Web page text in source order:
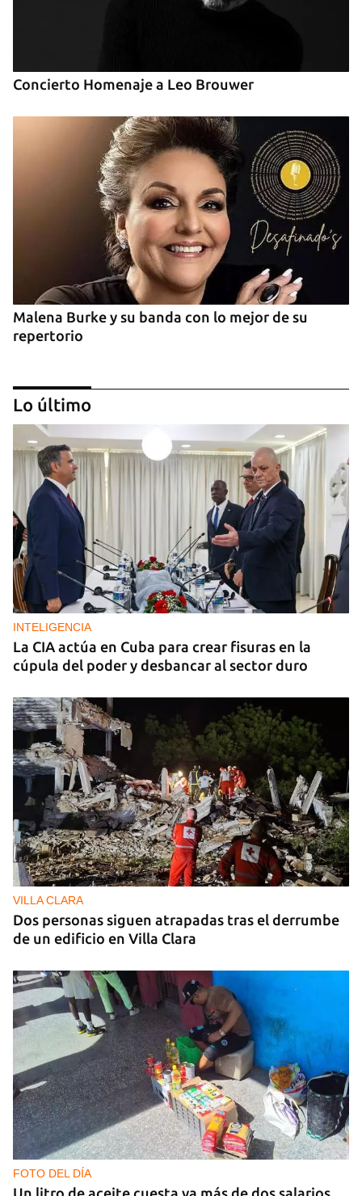
Concierto Homenaje a Leo Brouwer
Malena Burke y su banda con lo mejor de su
repertorio
Arturo Sandoval en concierto junto a Chucho
Valdés
Lo último
INTELIGENCIA
La CIA actúa en Cuba para crear fisuras en la
cúpula del poder y desbancar al sector duro
VILLA CLARA
Dos personas siguen atrapadas tras el derrumbe
de un edificio en Villa Clara
FOTO DEL DÍA
Un litro de aceite cuesta ya más de dos salarios